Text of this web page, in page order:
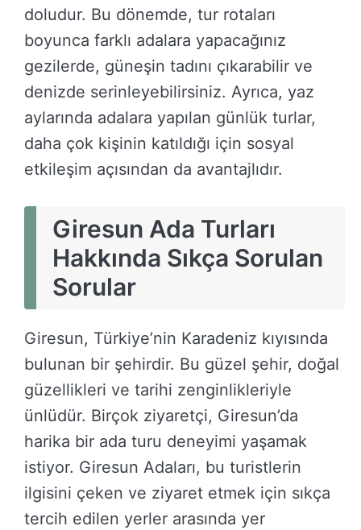
doludur. Bu dönemde, tur rotaları
boyunca farklı adalara yapacağınız
gezilerde, güneşin tadını çıkarabilir ve
denizde serinleyebilirsiniz. Ayrıca, yaz
aylarında adalara yapılan günlük turlar,
daha çok kişinin katıldığı için sosyal
etkileşim açısından da avantajlıdır.
Giresun Ada Turları
Hakkında Sıkça Sorulan
Sorular
Giresun, Türkiye’nin Karadeniz kıyısında
bulunan bir şehirdir. Bu güzel şehir, doğal
güzellikleri ve tarihi zenginlikleriyle
ünlüdür. Birçok ziyaretçi, Giresun’da
harika bir ada turu deneyimi yaşamak
istiyor. Giresun Adaları, bu turistlerin
ilgisini çeken ve ziyaret etmek için sıkça
tercih edilen yerler arasında yer